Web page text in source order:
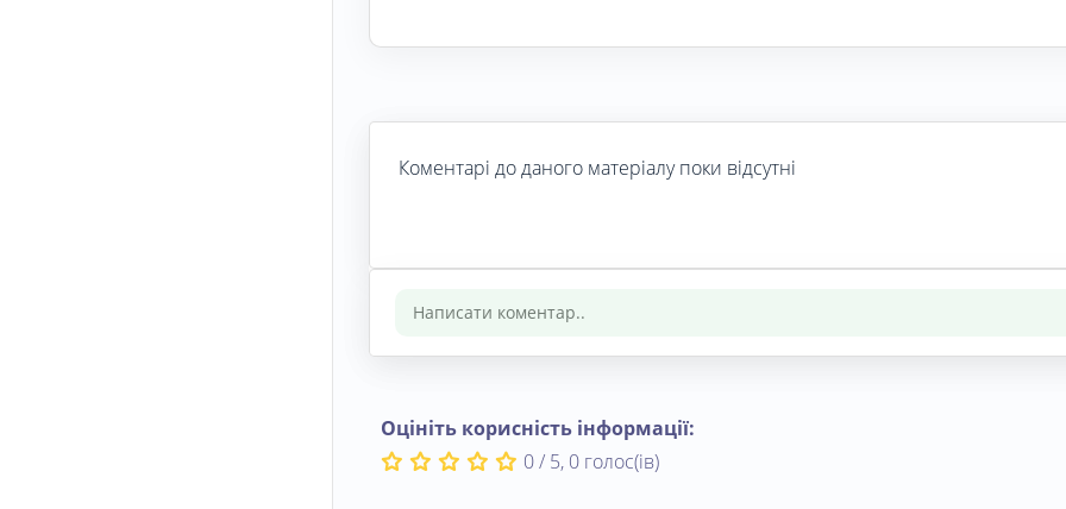
Коментарі до даного матеріалу поки відсутні
Оцініть корисність інформації:
0 / 5, 0 голос(ів)